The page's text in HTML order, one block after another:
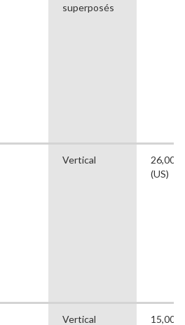
superposés
Vertical
26,00
(US)
Vertical
15,00